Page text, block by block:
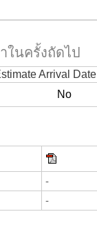
ในครั้งถัดไป
Arrival Date
No
-
-